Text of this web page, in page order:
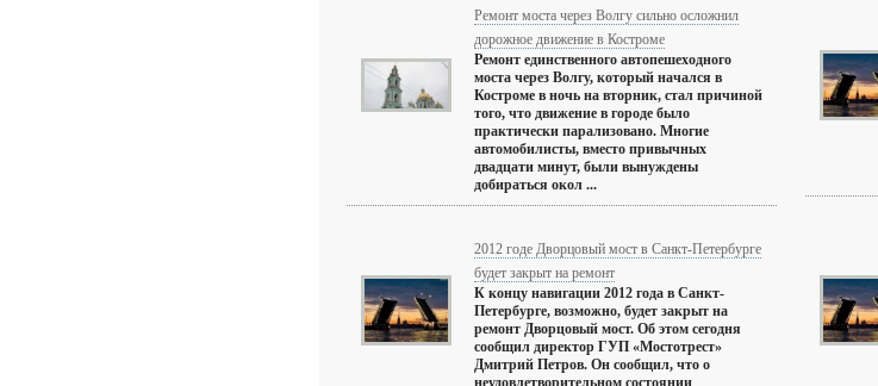
Ремонт моста через Волгу сильно осложнил
дорожное движение в Костроме
Ремонт единственного автопешеходного
моста через Волгу, который начался в
Костроме в ночь на вторник, стал причиной
того, что движение в городе было
практически парализовано. Многие
автомобилисты, вместо привычных
двадцати минут, были вынуждены
добираться окол ...
2012 годe Дворцовый мост в Санкт-Петербурге
будет закрыт на ремонт
К концу навигации 2012 года в Санкт-
Петербурге, возможно, будет закрыт на
ремонт Дворцовый мост. Об этом сегодня
сообщил директор ГУП «Мостотрест»
Дмитрий Петров. Он сообщил, что о
неудовлетворительном состоянии